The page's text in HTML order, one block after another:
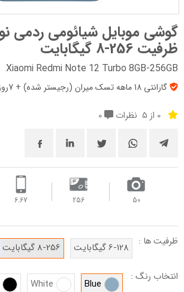
ظرفیت 256-8 گیگابایت
Xiaomi Redmi Note 12 Turbo 8GB-256GB
گارانتی 18 ماهه تسک میران (رجیستر شده) + 7روز تعویض + پک‌ گلوبال
0 از 5 نظرات
50
256
6.67
ظرفیت ها : 6-128 گیگابایت 8-256 گیگابایت
انتخاب رنگ :
Blue
White